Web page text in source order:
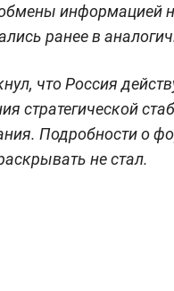
информацией
ранее в
что Россия
стратегической
Подробности о
не стал.